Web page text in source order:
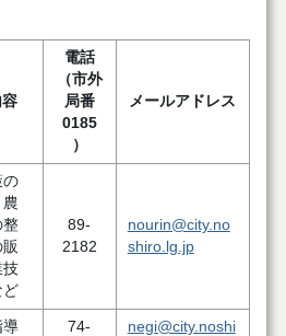
電話
（市外
局番
0185
）
メールアドレス
の
整
技
89-
2182
nourin@city.no
shiro.lg.jp
導
74-
negi@city.noshi